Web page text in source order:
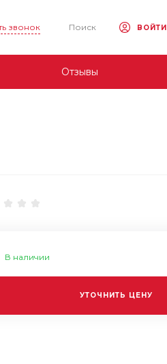
звонок Поиск ВОЙТИ
Отзывы
В наличии
УТОЧНИТЬ ЦЕНУ